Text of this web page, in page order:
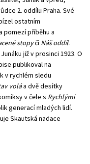
2. oddílu Praha. Své
ostatním
pomezí příběhu a
stopyči Náš oddíl.
již v prosinci 1923. O
publikoval na
v rychlém sledu
voláa dvě desítky
v čele s Rychlými
generací mladých lidí.
Skautská nadace